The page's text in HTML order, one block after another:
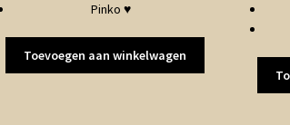
Pinko ♥
Toevoegen aan winkelwagen